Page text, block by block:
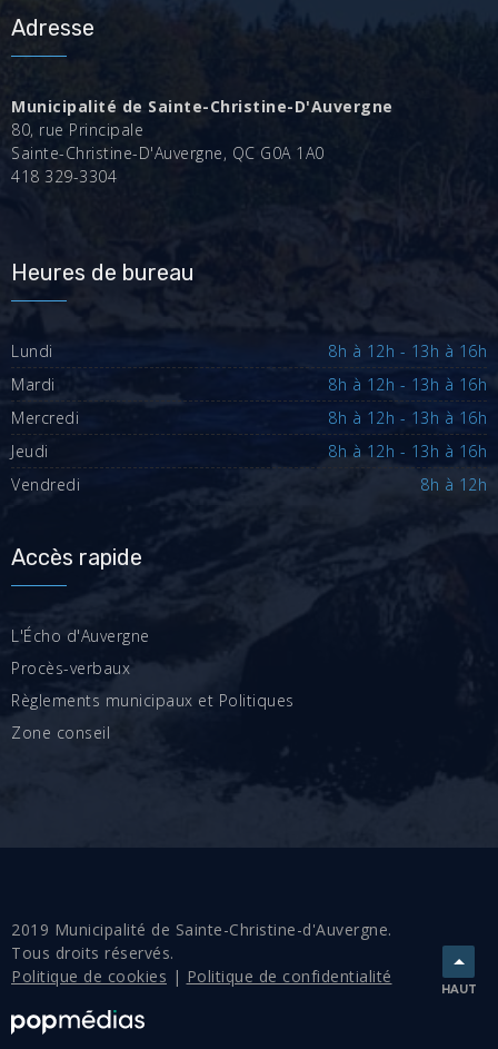
Adresse
Municipalité de Sainte-Christine-D'Auvergne
80, rue Principale
Sainte-Christine-D'Auvergne, QC G0A 1A0
418 329-3304
Heures de bureau
Lundi
8h à 12h - 13h à 16h
Mardi
8h à 12h - 13h à 16h
Mercredi
8h à 12h - 13h à 16h
Jeudi
8h à 12h - 13h à 16h
Vendredi
8h à 12h
Accès rapide
L'Écho d'Auvergne
Procès-verbaux
Règlements municipaux et Politiques
Zone conseil
2019 Municipalité de Sainte-Christine-d'Auvergne.
Tous droits réservés.
Politique de cookies | Politique de confidentialité
HAUT